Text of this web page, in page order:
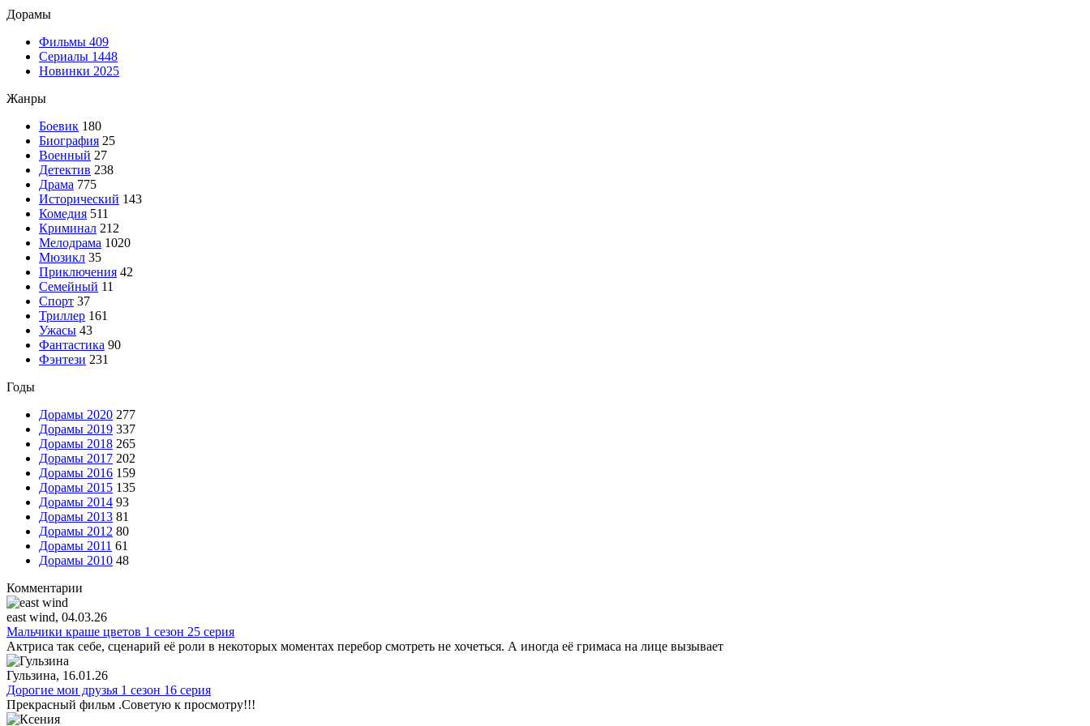
Дорамы
Фильмы 409
Сериалы 1448
Новинки 2025
Жанры
Боевик 180
Биография 25
Военный 27
Детектив 238
Драма 775
Исторический 143
Комедия 511
Криминал 212
Мелодрама 1020
Мюзикл 35
Приключения 42
Семейный 11
Спорт 37
Триллер 161
Ужасы 43
Фантастика 90
Фэнтези 231
Годы
Дорамы 2020 277
Дорамы 2019 337
Дорамы 2018 265
Дорамы 2017 202
Дорамы 2016 159
Дорамы 2015 135
Дорамы 2014 93
Дорамы 2013 81
Дорамы 2012 80
Дорамы 2011 61
Дорамы 2010 48
Комментарии
east wind, 04.03.26
Мальчики краше цветов 1 сезон 25 серия
Актриса так себе, сценарий её роли в некоторых моментах перебор смотреть не хочеться. А иногда её гримаса на лице вызывает
Гульзина, 16.01.26
Дорогие мои друзья 1 сезон 16 серия
Прекрасный фильм .Советую к просмотру!!!